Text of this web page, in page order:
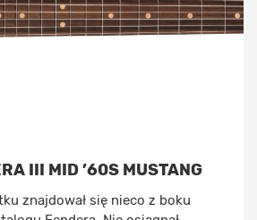
III MID ’60S MUSTANG
znajdował się nieco z boku